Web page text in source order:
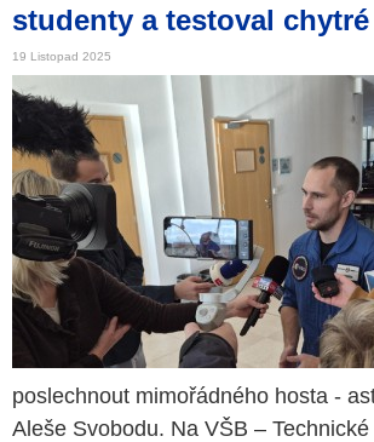
studenty a testoval
19 Listopad 2025
poslechnout mimořádného hosta -
Aleše Svobodu. Na VŠB –